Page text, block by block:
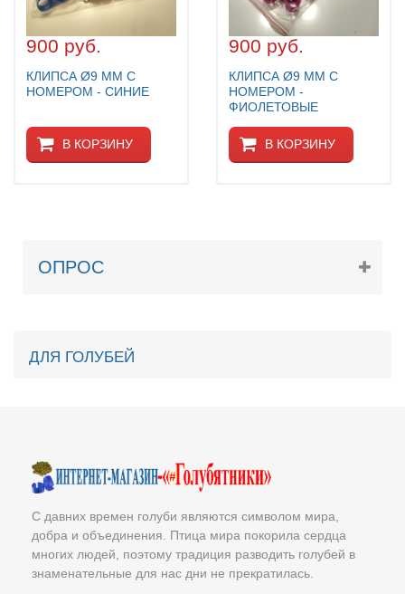
900 руб.
КЛИПСА Ø9 ММ С
НОМЕРОМ - СИНИЕ
В КОРЗИНУ
900 руб.
КЛИПСА Ø9 ММ С
НОМЕРОМ -
ФИОЛЕТОВЫЕ
В КОРЗИНУ
ОПРОС
ДЛЯ ГОЛУБЕЙ
С давних времен голуби являются символом мира,
добра и объединения. Птица мира покорила сердца
многих людей, поэтому традиция разводить голубей в
знаменательные для нас дни не прекратилась.